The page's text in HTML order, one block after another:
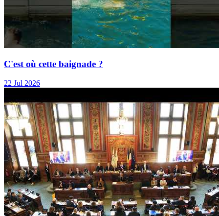
C'est où cette baignade ?
22 Jul 2026